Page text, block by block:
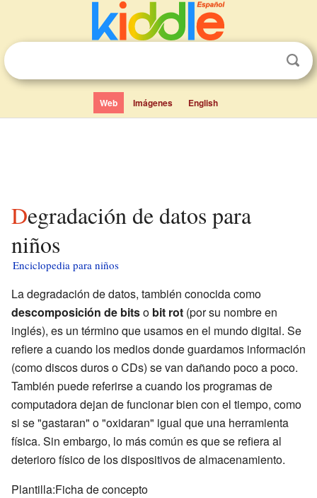
Web Imágenes English
Degradación de datos para
niños
Enciclopedia para niños
La degradación de datos, también conocida como
descomposición de bitso bit rot (por su nombre en
inglés), es un término que usamos en el mundo digital. Se
refiere a cuando los medios donde guardamos información
(como discos duros o CDs) se van dañando poco a poco.
También puede referirse a cuando los programas de
computadora dejan de funcionar bien con el tiempo, como
si se "gastaran" o "oxidaran" igual que una herramienta
física. Sin embargo, lo más común es que se refiera al
deterioro físico de los dispositivos de almacenamiento.
Plantilla:Ficha de concepto